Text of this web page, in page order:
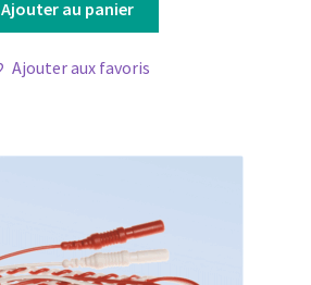
Ajouter au panier
Ajouter aux favoris